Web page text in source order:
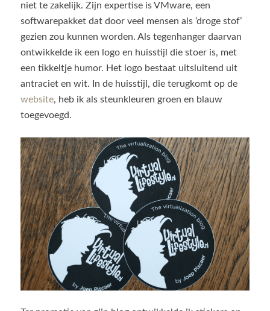
niet te zakelijk. Zijn expertise is VMware, een
softwarepakket dat door veel mensen als ‘droge stof’
gezien zou kunnen worden. Als tegenhanger daarvan
ontwikkelde ik een logo en huisstijl die stoer is, met
een tikkeltje humor. Het logo bestaat uitsluitend uit
antraciet en wit. In de huisstijl, die terugkomt op de
website, heb ik als steunkleuren groen en blauw
toegevoegd.